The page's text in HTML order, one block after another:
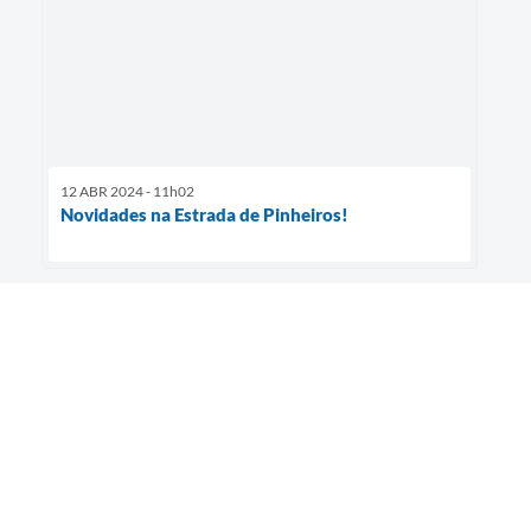
12 ABR 2024 - 11h02
Novidades na Estrada de Pinheiros!